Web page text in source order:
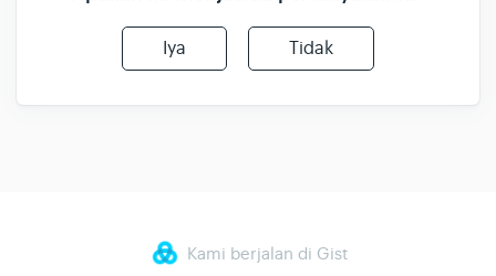
Iya Tidak
Kami berjalan di Gist